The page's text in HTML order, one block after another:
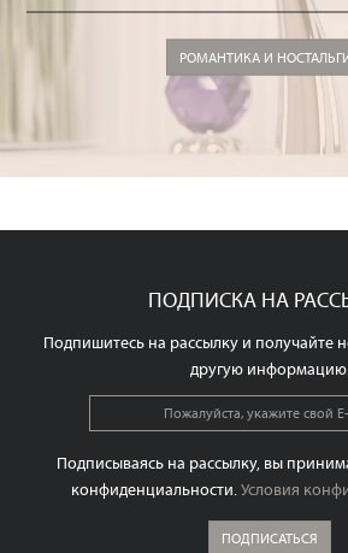
РОМАНТИКА И
ПОДПИСКА НА
Подпишитесь на рассылку и получайте
другую
Подписываясь на рассылку, вы
конфиденциальности.Условия
ПОДПИСАТЬСЯ